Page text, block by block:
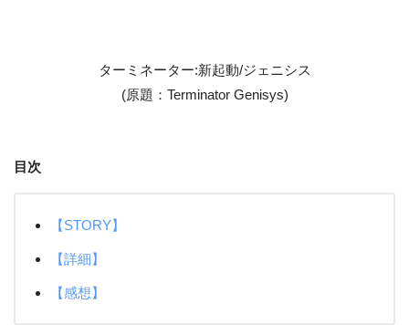
ターミネーター:新起動/ジェニシス
(原題：Terminator Genisys)
目次
【STORY】
【詳細】
【感想】